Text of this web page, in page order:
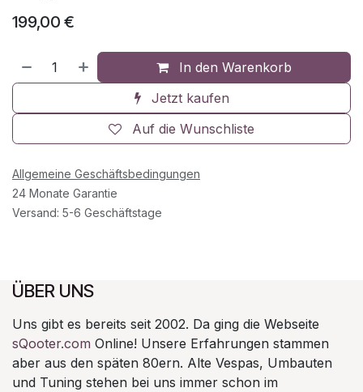
199,00 €
In den Warenkorb
Jetzt kaufen
Auf die Wunschliste
Allgemeine Geschäftsbedingungen
24 Monate Garantie
Versand: 5-6 Geschäftstage
ÜBER UNS
Uns gibt es bereits seit 2002. Da ging die Webseite
sQooter.com Online! Unsere Erfahrungen stammen
aber aus den späten 80ern. Alte Vespas, Umbauten
und Tuning stehen bei uns immer schon im